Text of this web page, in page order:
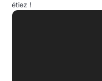
A
étiez !